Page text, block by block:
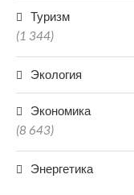
Туризм
(1 344)
Экология
Экономика
(8 643)
Энергетика